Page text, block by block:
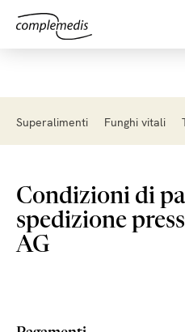
Superalimenti Funghi vitali
Condizioni di
spedizione
AG